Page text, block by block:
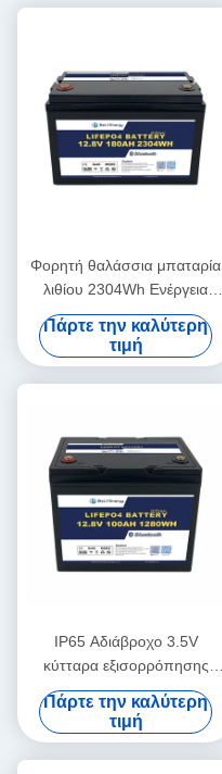
Φορητή θαλάσσια μπαταρία
λιθίου 2304Wh Ενέργεια
260A
Πάρτε την καλύτερη
τιμή
IP65 Αδιάβροχο 3.5V
κύτταρα εξισορρόπησης
μπαταρίας λιθίου 12V100Ah
Ηλιακή μπαταρία λιθίου
Πάρτε την καλύτερη
τιμή